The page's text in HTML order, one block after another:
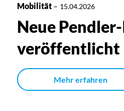
Mobilität– 15.04.2026
Neue
veröffentlicht
Mehr erfahren